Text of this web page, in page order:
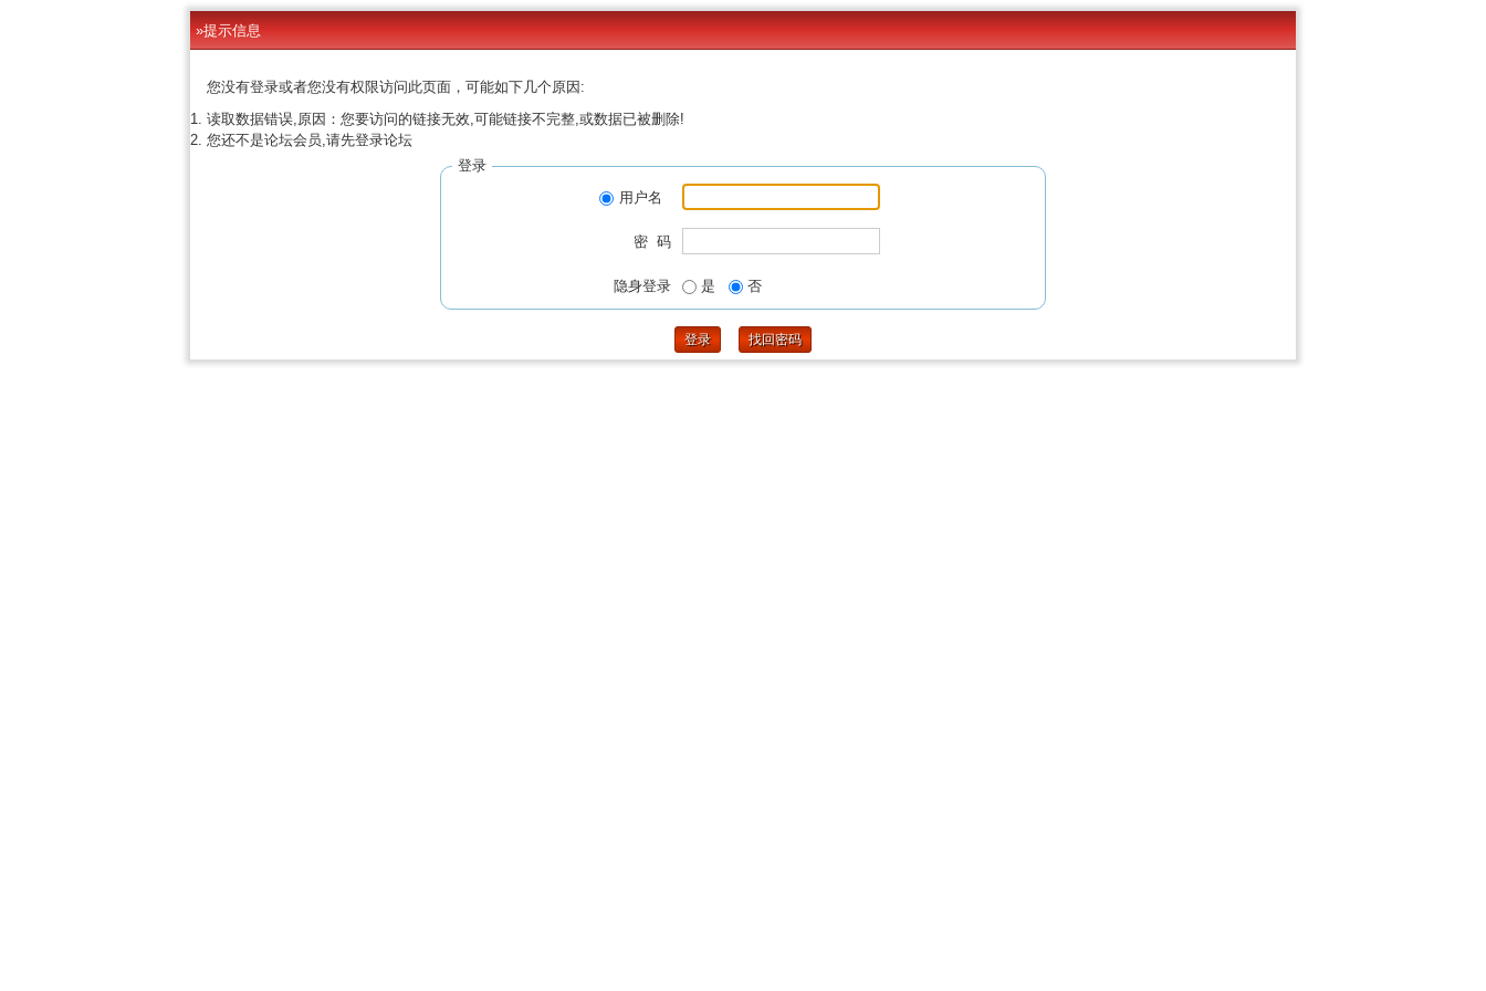
»提示信息
您没有登录或者您没有权限访问此页面，可能如下几个原因:
读取数据错误,原因：您要访问的链接无效,可能链接不完整,或数据已被删除!
您还不是论坛会员,请先登录论坛
登录
用户名
密 码
隐身登录 是 否